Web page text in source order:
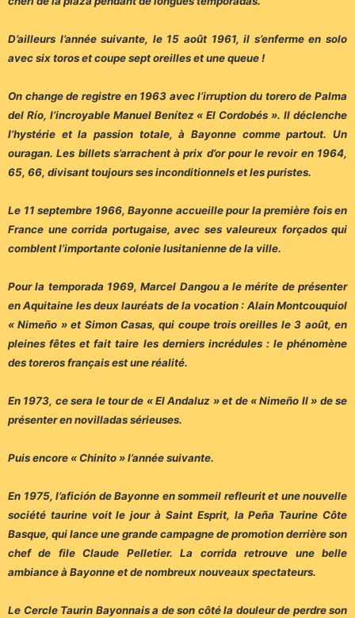
D’ailleurs l’année suivante, le 15 août 1961, il s’enferme en solo
avec six toros et coupe sept oreilles et une queue !
On change de registre en 1963 avec l’irruption du torero de Palma
del Río, l’incroyable Manuel Benítez « El Cordobés ». Il déclenche
l’hystérie et la passion totale, à Bayonne comme partout. Un
ouragan. Les billets s’arrachent à prix d’or pour le revoir en 1964,
65, 66, divisant toujours ses inconditionnels et les puristes.
Le 11 septembre 1966, Bayonne accueille pour la première fois en
France une corrida portugaise, avec ses valeureux forçados qui
comblent l’importante colonie lusitanienne de la ville.
Pour la temporada 1969, Marcel Dangou a le mérite de présenter
en Aquitaine les deux lauréats de la vocation : Alain Montcouquiol
« Nimeño » et Simon Casas, qui coupe trois oreilles le 3 août, en
pleines fêtes et fait taire les derniers incrédules : le phénomène
des toreros français est une réalité.
En 1973, ce sera le tour de « El Andaluz » et de « Nimeño II » de se
présenter en novilladas sérieuses.
Puis encore « Chinito » l’année suivante.
En 1975, l’afición de Bayonne en sommeil refleurit et une nouvelle
société taurine voit le jour à Saint Esprit, la Peña Taurine Côte
Basque, qui lance une grande campagne de promotion derrière son
chef de file Claude Pelletier. La corrida retrouve une belle
ambiance à Bayonne et de nombreux nouveaux spectateurs.
Le Cercle Taurin Bayonnais a de son côté la douleur de perdre son